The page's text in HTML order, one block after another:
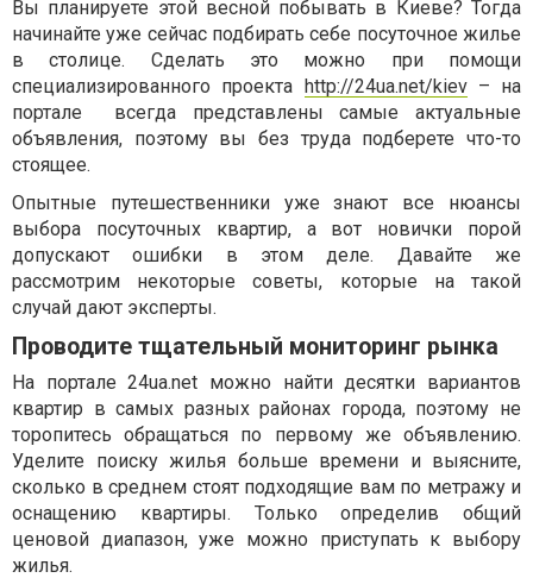
Вы планируете этой весной побывать в Киеве? Тогда
начинайте уже сейчас подбирать себе посуточное жилье
в столице. Сделать это можно при помощи
специализированного проекта http://24ua.net/kiev– на
портале всегда представлены самые актуальные
объявления, поэтому вы без труда подберете что-то
стоящее.
Опытные путешественники уже знают все нюансы
выбора посуточных квартир, а вот новички порой
допускают ошибки в этом деле. Давайте же
рассмотрим некоторые советы, которые на такой
случай дают эксперты.
Проводите тщательный мониторинг рынка
На портале 24ua.net можно найти десятки вариантов
квартир в самых разных районах города, поэтому не
торопитесь обращаться по первому же объявлению.
Уделите поиску жилья больше времени и выясните,
сколько в среднем стоят подходящие вам по метражу и
оснащению квартиры. Только определив общий
ценовой диапазон, уже можно приступать к выбору
жилья.